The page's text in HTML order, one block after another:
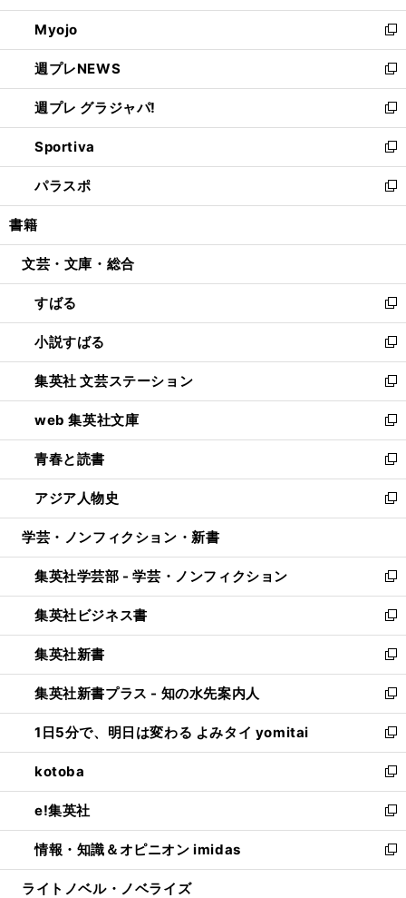
開
く
ウ
で
開
く
ン
ド
ウ
で
開
く
ウ
ィ
ン
ド
ウ
で
開
く
Myojo
新
し
い
ウ
ィ
ン
ド
ウ
で
開
週プレNEWS
新
し
い
ウ
ィ
ン
ド
ウ
開
週プレ グラジャパ!
新
し
い
ウ
ィ
ン
ウ
開
く
Sportiva
新
し
い
ウ
ン
ウ
で
開
く
パラスポ
新
し
ウ
ン
ド
ウ
で
開
く
書籍
文芸・文庫・総合
すばる
新
し
い
ウ
ィ
ン
ド
ウ
で
開
く
小説すばる
新
し
い
ウ
ィ
ン
ド
ウ
で
開
集英社 文芸ステーション
新
し
い
ウ
ィ
ン
ド
ウ
開
く
web 集英社文庫
新
し
い
ウ
ィ
ン
ウ
で
開
く
青春と読書
新
し
い
ウ
ン
ド
ウ
で
開
く
アジア人物史
新
し
ウ
ィ
ン
ド
ウ
で
開
く
学芸・ノンフィクション・新書
集英社学芸部 - 学芸・ノンフィクション
新
し
い
ウ
ィ
ン
ド
ウ
で
開
く
集英社ビジネス書
新
し
い
ウ
ィ
ン
ド
ウ
で
開
く
集英社新書
新
し
い
ウ
ィ
ン
ド
ウ
で
開
く
集英社新書プラス - 知の水先案内人
新
し
い
ウ
ィ
ン
ド
ウ
で
開
1日5分で、明日は変わる よみタイ yomitai
新
し
い
ウ
ィ
ン
ド
ウ
kotoba
新
し
い
ウ
ィ
ン
e!集英社
新
し
い
ウ
情報・知識＆オピニオン imidas
新
し
ライトノベル・ノベライズ